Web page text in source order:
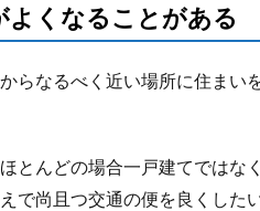
くなることがある
らなるべく近い場所に住まい
とんどの場合一戸建てではな
で尚且つ交通の便を良くした